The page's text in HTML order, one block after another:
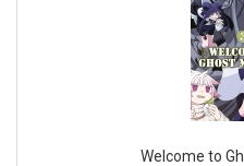
Welcome to